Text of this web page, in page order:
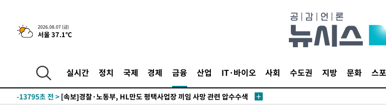
2026.08.07 (금)
서울 37.1℃
실시간 정치 국제 경제 금융 산업 IT·바이오 사회 수도권 지방 문화 스
25.3%↑
-20372초 전 >[속보]'채상병 순직 책임' 임성근, 항소심도 징역 3년
-20238초 전 > [속보]종합특검, '관저이전 봐주기 감사' 유병호 구속기소
-16088초 전 >
[속보]'300억원대 사기 혐의' 차가원 대표 구속 송치
-15282초 전 >
-13795초 전 > [속보]경찰·노동부, HL만도 평택사업장 끼임 사망 관련 압수수색